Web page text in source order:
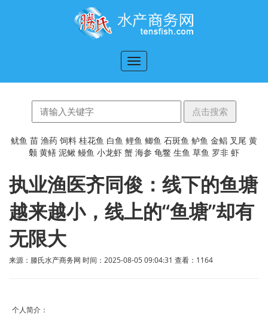
切
换
导
航
鱿鱼 苗 渔药 饲料 桂花鱼 白鱼 鲤鱼 鲫鱼 石斑鱼 鲈鱼 金鲳 叉尾 黄
颡 黄鳝 泥鳅 鳗鱼 小龙虾 蟹 海参 龟鳖 生鱼 草鱼 罗非 虾
执业渔医齐同俊：线下的鱼塘
越来越小，线上的“鱼塘”却有
无限大
来源：滕氏水产商务网 时间：2025-08-05 09:04:31 查看： 1164
个人简介：